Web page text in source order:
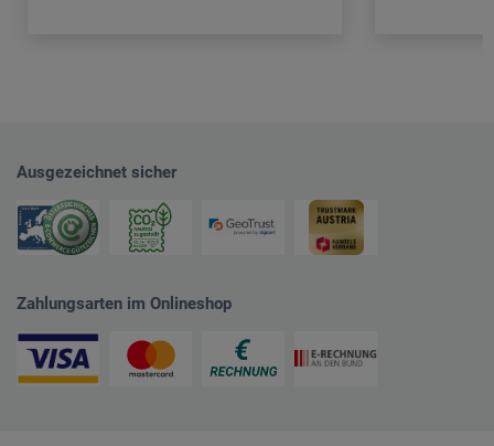
Ausgezeichnet sicher
Zahlungsarten im Onlineshop